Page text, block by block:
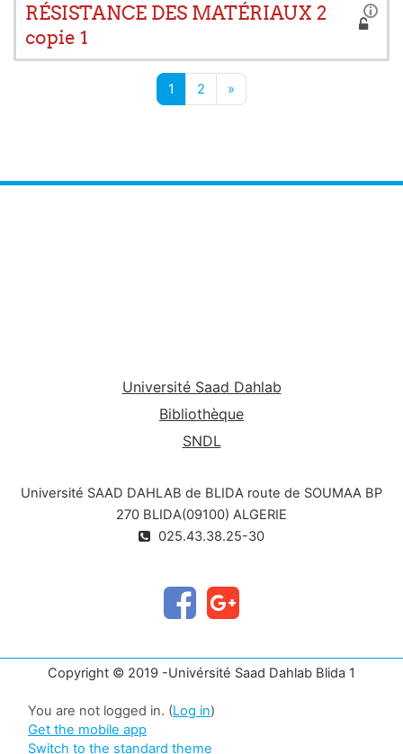
RÉSISTANCE DES MATÉRIAUX 2
copie 1
1 Page 1
2 Page 2
»
Université Saad Dahlab
Bibliothèque
SNDL
Université SAAD DAHLAB de BLIDA route de SOUMAA BP
270 BLIDA(09100) ALGERIE
025.43.38.25-30
Copyright © 2019 -Univérsité Saad Dahlab Blida 1
You are not logged in. (Log in)
Get the mobile app
Switch to the standard theme